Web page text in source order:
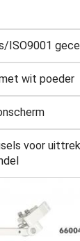
ISO9001
wit poeder
voor